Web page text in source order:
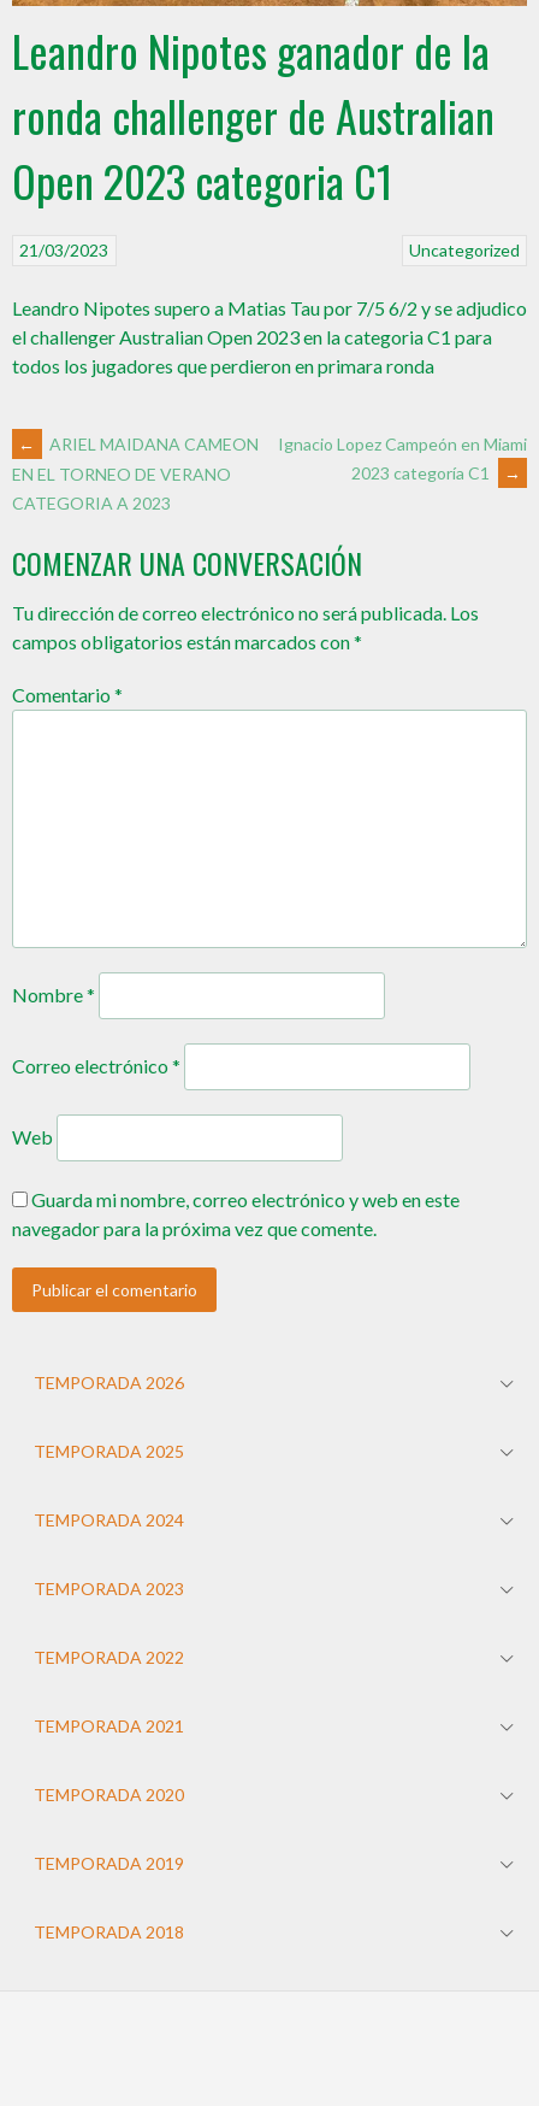
Leandro Nipotes ganador de la
ronda challenger de Australian
Open 2023 categoria C1
Uncategorized
21/03/2023
Leandro Nipotes supero a Matias Tau por 7/5 6/2 y se adjudico
el challenger Australian Open 2023 en la categoria C1 para
todos los jugadores que perdieron en primara ronda
←
ARIEL MAIDANA CAMEON
EN EL TORNEO DE VERANO
CATEGORIA A 2023
Ignacio Lopez Campeón en Miami
2023 categoría C1
→
COMENZAR UNA CONVERSACIÓN
Tu dirección de correo electrónico no será publicada. Los
campos obligatorios están marcados con*
Comentario*
Nombre*
Correo electrónico*
Web
Guarda mi nombre, correo electrónico y web en este
navegador para la próxima vez que comente.
TEMPORADA 2026
TEMPORADA 2025
TEMPORADA 2024
TEMPORADA 2023
TEMPORADA 2022
TEMPORADA 2021
TEMPORADA 2020
TEMPORADA 2019
TEMPORADA 2018